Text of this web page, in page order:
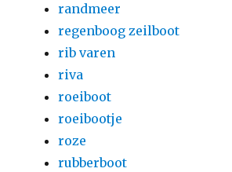
randmeer
regenboog zeilboot
rib varen
riva
roeiboot
roeibootje
roze
rubberboot